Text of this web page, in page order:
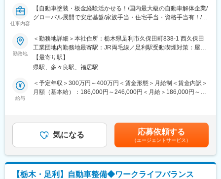
ています。
また世界50カ国に販売ネットワークを持ちグローバル展開でも実
績を伸ばしているので日本国内・海外での為替変動による業績変
【福利厚生充実】
土日休み・家族手当・住宅手当や資格手当なども完備しており、
ガソリン代の社員価格等生活に直結する福利厚生も整っておりま
す。
■当社について：
車検整備指定工場、鈑金工場も併設しており、車の事は全てを扱
ョンを安価で利用できる他、自動車部品の購入、タイヤ交換、オ
イル交換、車検整備など、社割価格で利用可能です。
変更の範囲：会社の定める業務
仕事内容
【自動車塗装・板金経験活かせる！/国内最大級の自動車解体企業/
グローバル展開で安定基盤/家族手当・住宅手当・資格手当有！/転
■業務概要：
国内最大級の自動車解体企業の当社では、事業強化･高まるニーズ
に応えるために新規スタッフを募集しています。
一般ユーザー、契約会社、自動車メーカー様より依頼された乗用
車や大型・小型バスの鈑金塗装、仕上げを行うお仕事です。
・バス（大型小型）塗装・架装
・事故車リペア
きます。
勤務地
＜勤務地詳細＞本社住所：栃木県足利市久保田町838-1 西久保田
工業団地内勤務地最寄駅：JR両毛線／足利駅受動喫煙対策：屋内
喫煙可能場所あり変更の範囲：無
【最寄り駅】
県駅、多々良駅、福居駅
給与
＜予定年収＞300万円～400万円＜賃金形態＞月給制＜賃金内訳＞
月額（基本給）：186,000円～246,000円＜月給＞186,000円～
選考を通じて上下する可能性があります。月給(月額)は固定手当を
含めた表記です。
気になる 応募依頼する
（エージェントサービス）
【栃木・足利】自動車整備◆ワークライフバランス